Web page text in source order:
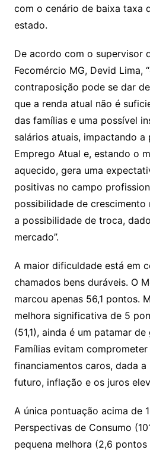
com o cenário de baixa taxa
estado.
De acordo com o supervisor
Fecomércio MG, Devid Lima,
contraposição pode se dar
que a renda atual não é
das famílias e uma possível
salários atuais, impactando a
Emprego Atual e, estando o
aquecido, gera uma
positivas no campo
possibilidade de crescimento
a possibilidade de troca,
mercado”.
A maior dificuldade está em
chamados bens duráveis. O
marcou apenas 56,1 pontos.
melhora significativa de 5
(51,1), ainda é um patamar
Famílias evitam
financiamentos caros, dada
futuro, inflação e os juros
A única pontuação acima de
Perspectivas de Consumo
pequena melhora (2,6